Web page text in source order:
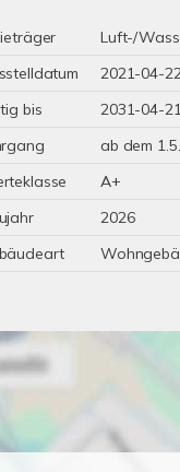
Luft-/
2021-04-
bis
2031-04-
ab dem
A+
2026